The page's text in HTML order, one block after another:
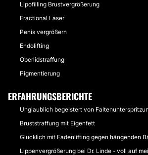
Lipofilling Brustvergrößerung
Fractional Laser
Penis vergrößern
Endolifting
Oberlidstraffung
Pigmentierung
ERFAHRUNGSBERICHTE
Unglaublich begeistert von
Bruststraffung mit Eigenfett
Glücklich mit Fadenlifting gegen hängenden
Lippenvergrößerung bei Dr. Linde - voll auf